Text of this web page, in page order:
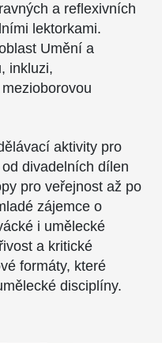
a reflexivních
lektorkami.
Umění a
inkluzi,
aktivity pro
divadelních dílen
pro veřejnost až po
zájemce o
i umělecké
a kritické
formáty, které
disciplíny.